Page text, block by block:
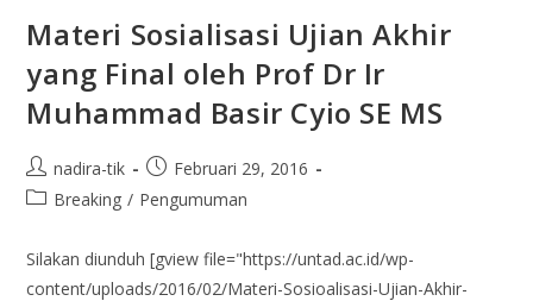
Materi Sosialisasi Ujian Akhir
yang Final oleh Prof Dr Ir
Muhammad Basir Cyio SE MS
nadira-tik
Februari 29, 2016
Breaking / Pengumuman
Silakan diunduh [gview file="https://untad.ac.id/wp-
content/uploads/2016/02/Materi-Sosioalisasi-Ujian-Akhir-